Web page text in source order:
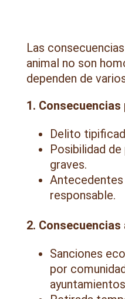
Las
animal no son
dependen de
1. Consecuencias
Delito
Posibilidad
graves.
Antecedentes
responsable.
2.
Sanciones
por